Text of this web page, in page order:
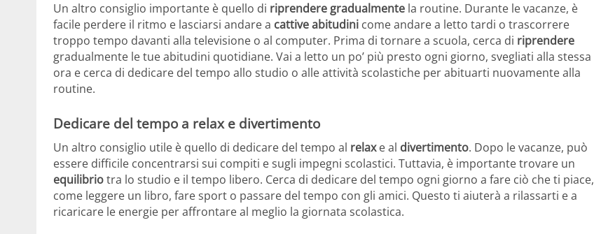
Un altro consiglio importante è quello di riprendere gradualmente la routine. Durante le vacanze, è
facile perdere il ritmo e lasciarsi andare a cattive abitudini come andare a letto tardi o trascorrere
troppo tempo davanti alla televisione o al computer. Prima di tornare a scuola, cerca di riprendere
gradualmente le tue abitudini quotidiane. Vai a letto un po’ più presto ogni giorno, svegliati alla stessa
ora e cerca di dedicare del tempo allo studio o alle attività scolastiche per abituarti nuovamente alla
routine.
Dedicare del tempo a relax e divertimento
Un altro consiglio utile è quello di dedicare del tempo al relaxe al divertimento. Dopo le vacanze, può
essere difficile concentrarsi sui compiti e sugli impegni scolastici. Tuttavia, è importante trovare un
equilibriotra lo studio e il tempo libero. Cerca di dedicare del tempo ogni giorno a fare ciò che ti piace,
come leggere un libro, fare sport o passare del tempo con gli amici. Questo ti aiuterà a rilassarti e a
ricaricare le energie per affrontare al meglio la giornata scolastica.